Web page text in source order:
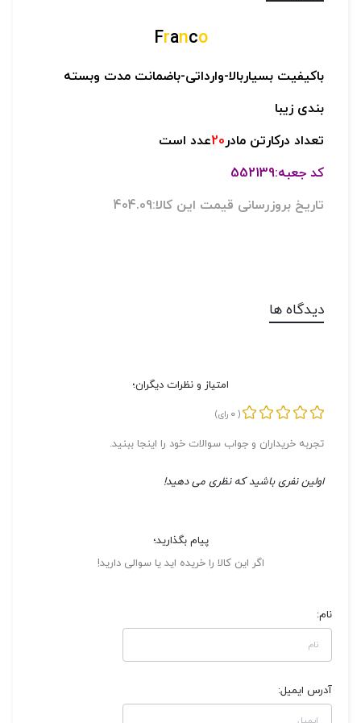
Franco
باکیفیت بسیاربالا-وارداتی-باضمانت مدت وبسته
بندی زیبا
تعداد درکارتن مادر20عدد است
کد جعبه:552139
تاریخ بروزرسانی قیمت این کالا:404.09
دیدگاه ها
امتیاز و نظرات دیگران؛
(
0 رای)
تجربه خریداران و جواب سوالات خود را اینجا ببنید.
اولین نفری باشید که نظری می دهید!
پیام بگذارید؛
اگر این کالا را خریده اید یا سوالی دارید!
نام:
آدرس ایمیل: